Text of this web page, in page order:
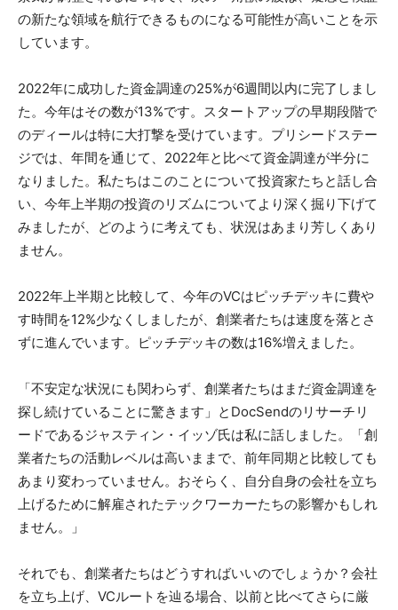
の新たな領域を航行できるものになる可能性が高いことを示
しています。
2022年に成功した資金調達の25%が6週間以内に完了しまし
た。今年はその数が13%です。スタートアップの早期段階で
のディールは特に大打撃を受けています。プリシードステー
ジでは、年間を通じて、2022年と比べて資金調達が半分に
なりました。私たちはこのことについて投資家たちと話し合
い、今年上半期の投資のリズムについてより深く掘り下げて
みましたが、どのように考えても、状況はあまり芳しくあり
ません。
2022年上半期と比較して、今年のVCはピッチデッキに費や
す時間を12%少なくしましたが、創業者たちは速度を落とさ
ずに進んでいます。ピッチデッキの数は16%増えました。
「不安定な状況にも関わらず、創業者たちはまだ資金調達を
探し続けていることに驚きます」とDocSendのリサーチリ
ードであるジャスティン・イッゾ氏は私に話しました。「創
業者たちの活動レベルは高いままで、前年同期と比較しても
あまり変わっていません。おそらく、自分自身の会社を立ち
上げるために解雇されたテックワーカーたちの影響かもしれ
ません。」
それでも、創業者たちはどうすればいいのでしょうか？会社
を立ち上げ、VCルートを辿る場合、以前と比べてさらに厳